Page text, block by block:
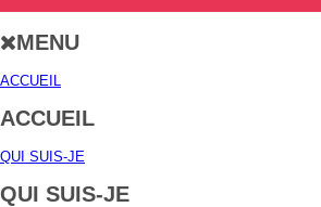
MENU
ACCUEIL
ACCUEIL
QUI SUIS-JE
QUI SUIS-JE